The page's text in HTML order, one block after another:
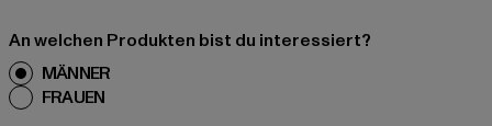
An welchen Produkten bist du interessiert?
MÄNNER
FRAUEN